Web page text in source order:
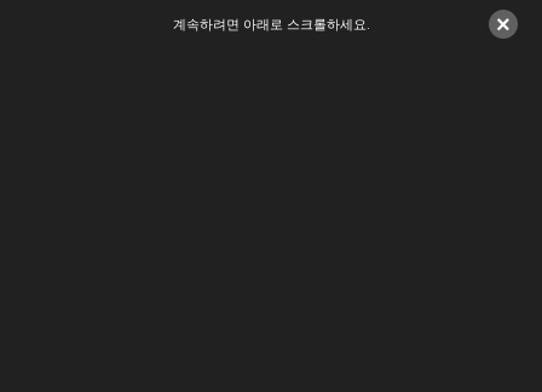
×
계속하려면 아래로 스크롤하세요.